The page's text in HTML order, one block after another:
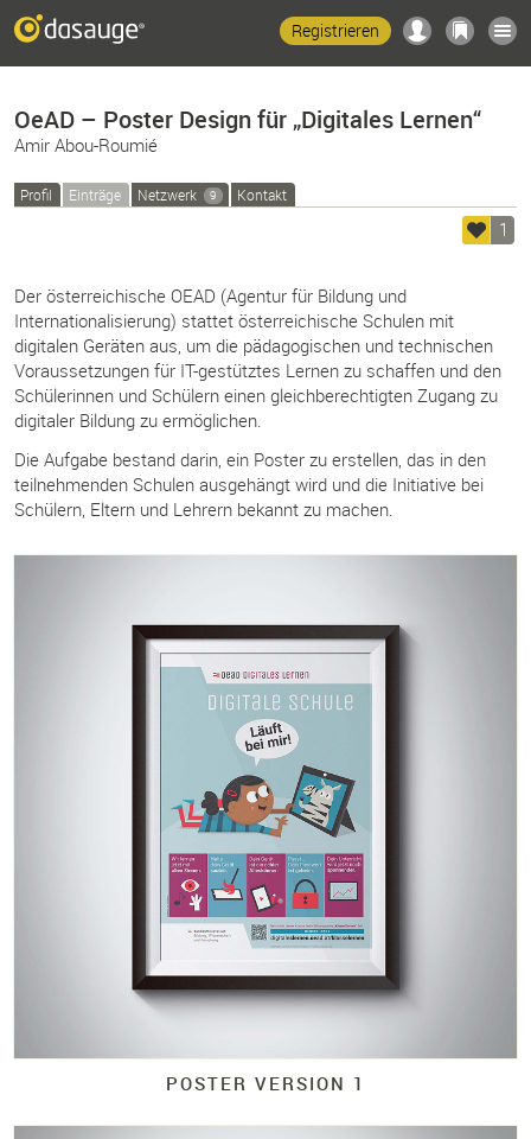
Registrieren
OeAD – Poster Design für „Digitales Lernen“
Amir Abou-Roumié
Profil Einträge Netzwerk 9 Kontakt
1
Der österreichische OEAD (Agentur für Bildung und
Internationalisierung) stattet österreichische Schulen mit
digitalen Geräten aus, um die pädagogischen und technischen
Voraussetzungen für IT-gestütztes Lernen zu schaffen und den
Schülerinnen und Schülern einen gleichberechtigten Zugang zu
digitaler Bildung zu ermöglichen.
Die Aufgabe bestand darin, ein Poster zu erstellen, das in den
teilnehmenden Schulen ausgehängt wird und die Initiative bei
Schülern, Eltern und Lehrern bekannt zu machen.
POSTER VERSION 1